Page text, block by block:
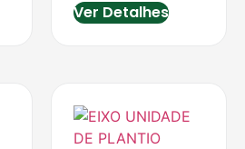
Ver Detalhes